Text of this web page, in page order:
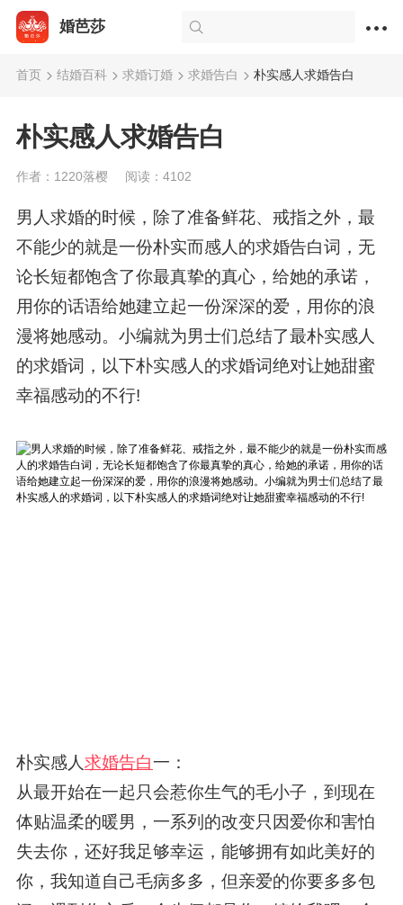
婚芭莎
首页 结婚百科 求婚订婚 求婚告白 朴实感人求婚告白
朴实感人求婚告白
作者：1220落樱 阅读：4102
男人求婚的时候，除了准备鲜花、戒指之外，最
不能少的就是一份朴实而感人的求婚告白词，无
论长短都饱含了你最真挚的真心，给她的承诺，
用你的话语给她建立起一份深深的爱，用你的浪
漫将她感动。小编就为男士们总结了最朴实感人
的求婚词，以下朴实感人的求婚词绝对让她甜蜜
幸福感动的不行!
朴实感人求婚告白一：
从最开始在一起只会惹你生气的毛小子，到现在
体贴温柔的暖男，一系列的改变只因爱你和害怕
失去你，还好我足够幸运，能够拥有如此美好的
你，我知道自己毛病多多，但亲爱的你要多多包